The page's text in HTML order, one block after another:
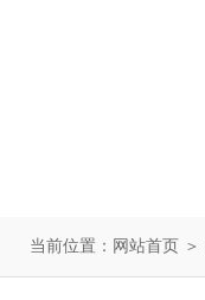
当前位置： 网站首页 ＞